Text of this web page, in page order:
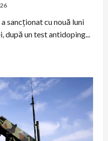
sancționat cu nouă luni
după un test antidoping...